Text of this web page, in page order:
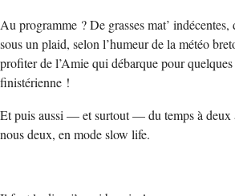
Au programme ? De grasses mat’ indécentes,
sous un plaid, selon l’humeur de la météo
profiter de l’Amie qui débarque pour
finistérienne !
Et puis aussi — et surtout — du temps à deux
nous deux, en mode slow life.